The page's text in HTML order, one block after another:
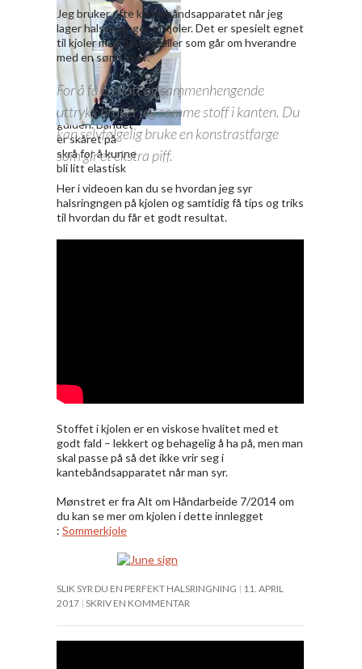
Når
kantebåndsapp
aratet er
montert føres
båndet inn i
guiden. Båndet
er skåret på
skrå for å kunne
bli litt elastisk
den ene sidesømmen
før jeg rynker stykkene
sammen. Her er jeg klar
til å sy sammen den
siste sidesømmen
etter at kappen eller
volangen er sydd på
Jeg bruker ofte kantebåndsapparatet når jeg
lager halsringinger til kjoler. Det er spesielt egnet
til kjoler med omslag eller som går om hverandre
med en søm i livet.
For å få en flott og sammenhengende
uttrykk bruker jeg samme stoff i kanten. Du
kan selvfølgelig bruke en konstrastfarge
som gir et ekstra piff.
Her i videoen kan du se hvordan jeg syr
halsringngen på kjolen og samtidig få tips og triks
til hvordan du får et godt resultat.
Stoffet i kjolen er en viskose hvalitet med et
godt fald – lekkert og behagelig å ha på, men man
skal passe på så det ikke vrir seg i
kantebåndsapparatet når man syr.
Mønstret er fra Alt om Håndarbeide 7/2014 om
du kan se mer om kjolen i dette innlegget
: Sommerkjole
SLIK SYR DU EN PERFEKT HALSRINGNING
11. APRIL
2017 SKRIV EN KOMMENTAR